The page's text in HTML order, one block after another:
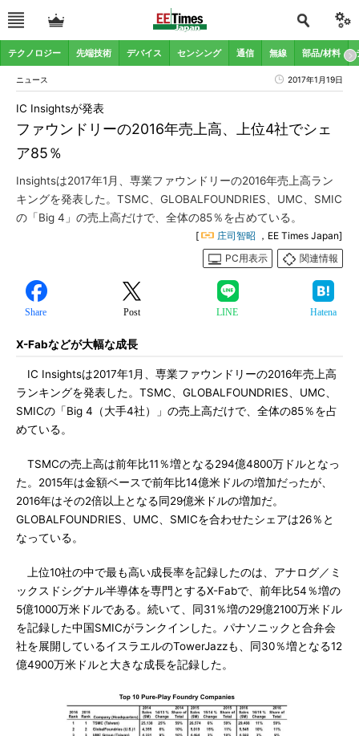
テクノロジー 先端技術 デバイス センシング 通信 無線 部品/材料
ニュース 2017年1月19日
ファウンドリーの2016年売上高、上位4社でシェ
ア85％
IC Insightsが発表
Insightsは2017年1月、専業ファウンドリーの2016年売上高ラン
キングを発表した。TSMC、GLOBALFOUNDRIES、UMC、SMIC
の「Big 4」の売上高だけで、全体の85％を占めている。
[ 庄司智昭 ，EE Times Japan]
PC用表示
関連情報
Share Post LINE Hatena
X-Fabなどが大幅な成長
IC Insightsは2017年1月、専業ファウンドリーの2016年売上高
ランキングを発表した。TSMC、GLOBALFOUNDRIES、UMC、
SMICの「Big 4（大手4社）」の売上高だけで、全体の85％を占
めている。
TSMCの売上高は前年比11％増となる294億4800万ドルとなっ
た。2015年は金額ベースで前年比14億米ドルの増加だったが、
2016年はその2倍以上となる同29億米ドルの増加だ。
GLOBALFOUNDRIES、UMC、SMICを合わせたシェアは26％と
なっている。
上位10社の中で最も高い成長率を記録したのは、アナログ／ミ
ックスドシグナル半導体を専門とするX-Fabで、前年比54％増の
5億1000万米ドルである。続いて、同31％増の29億2100万米ドル
を記録した中国SMICがランクインした。パナソニックと合弁会
社を展開しているイスラエルのTowerJazzも、同30％増となる12
億4900万米ドルと大きな成長を記録した。